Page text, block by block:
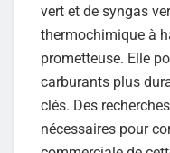
vert et de syngas
thermochimique à
prometteuse. Elle
carburants plus
clés. Des
nécessaires pour